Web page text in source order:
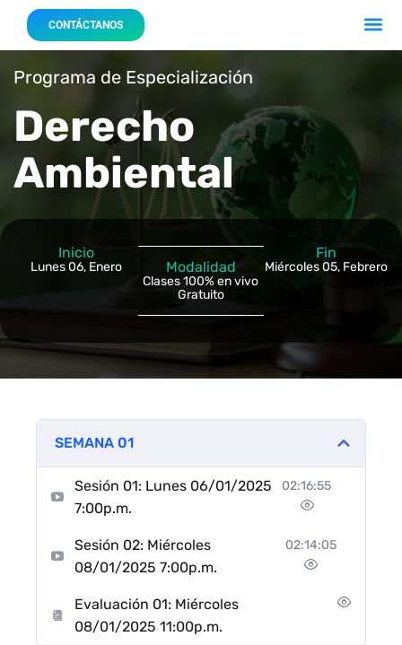
CONTÁCTANOS
Programa de Especialización
Derecho
Ambiental
Inicio
Lunes 06, Enero Modalidad
Clases 100% en vivo
Gratuito
Fin
Miércoles 05, Febrero
SEMANA 01
Sesión 01: Lunes 06/01/2025
7:00p.m.
02:16:55
Sesión 02: Miércoles
08/01/2025 7:00p.m.
02:14:05
Evaluación 01: Miércoles
08/01/2025 11:00p.m.